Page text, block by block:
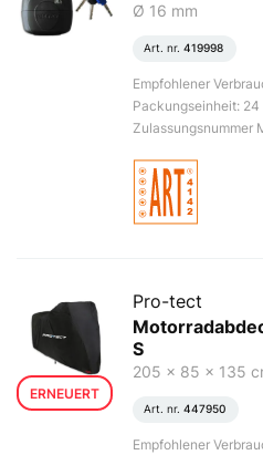
Ø 16 mm
Art. nr. 419998
Empfohlener
Packungseinheit: 24
Zulassungsnummer
ERNEUERT
Pro-tect
S
205 x 85 x 135
Art. nr. 447950
Empfohlener